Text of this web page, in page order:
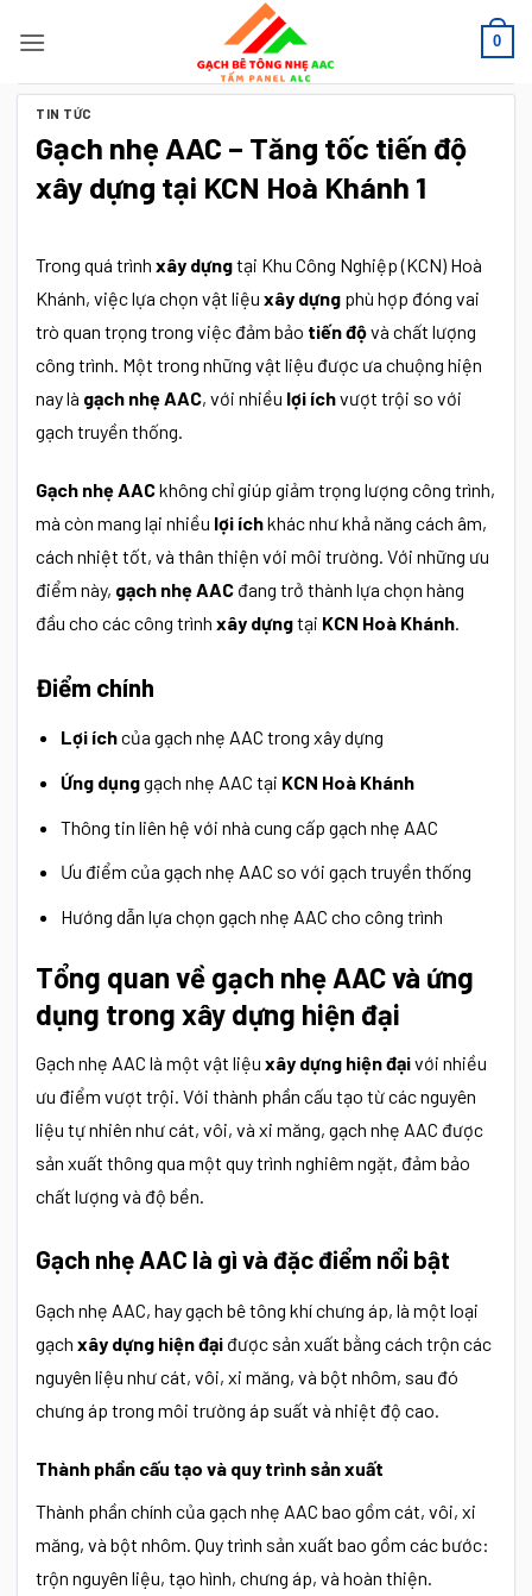
qua
nội
0
TIN TỨC
Gạch nhẹ AAC – Tăng tốc tiến độ
xây dựng tại KCN Hoà Khánh 1
Trong quá trình xây dựngtại Khu Công Nghiệp (KCN) Hoà
Khánh, việc lựa chọn vật liệu xây dựng phù hợp đóng vai
trò quan trọng trong việc đảm bảo tiến độvà chất lượng
công trình. Một trong những vật liệu được ưa chuộng hiện
nay là gạch nhẹ AAC, với nhiều lợi íchvượt trội so với
gạch truyền thống.
Gạch nhẹ AACkhông chỉ giúp giảm trọng lượng công trình,
mà còn mang lại nhiều lợi íchkhác như khả năng cách âm,
cách nhiệt tốt, và thân thiện với môi trường. Với những ưu
điểm này, gạch nhẹ AAC đang trở thành lựa chọn hàng
đầu cho các công trình xây dựngtại KCN Hoà Khánh.
Điểm chính
Lợi íchcủa gạch nhẹ AAC trong xây dựng
Ứng dụnggạch nhẹ AAC tại KCN Hoà Khánh
Thông tin liên hệ với nhà cung cấp gạch nhẹ AAC
Ưu điểm của gạch nhẹ AAC so với gạch truyền thống
Hướng dẫn lựa chọn gạch nhẹ AAC cho công trình
Tổng quan về gạch nhẹ AAC và ứng
dụng trong xây dựng hiện đại
Gạch nhẹ AAC là một vật liệu xây dựng hiện đạivới nhiều
ưu điểm vượt trội. Với thành phần cấu tạo từ các nguyên
liệu tự nhiên như cát, vôi, và xi măng, gạch nhẹ AAC được
sản xuất thông qua một quy trình nghiêm ngặt, đảm bảo
chất lượng và độ bền.
Gạch nhẹ AAC là gì và đặc điểm nổi bật
Gạch nhẹ AAC, hay gạch bê tông khí chưng áp, là một loại
gạch xây dựng hiện đại được sản xuất bằng cách trộn các
nguyên liệu như cát, vôi, xi măng, và bột nhôm, sau đó
chưng áp trong môi trường áp suất và nhiệt độ cao.
Thành phần cấu tạo và quy trình sản xuất
Thành phần chính của gạch nhẹ AAC bao gồm cát, vôi, xi
măng, và bột nhôm. Quy trình sản xuất bao gồm các bước:
trộn nguyên liệu, tạo hình, chưng áp, và hoàn thiện.